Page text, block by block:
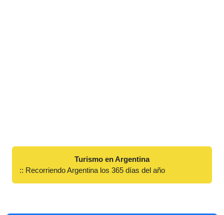
Turismo en Argentina
:: Recorriendo Argentina los 365 días del año